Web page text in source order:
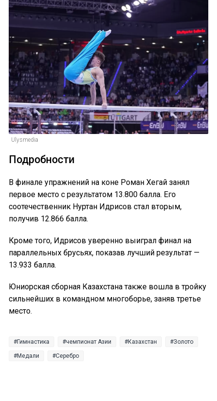
Ulysmedia
Подробности
В финале упражнений на коне Роман Хегай занял
первое место с результатом 13.800 балла. Его
соотечественник Нуртан Идрисов стал вторым,
получив 12.866 балла.
Кроме того, Идрисов уверенно выиграл финал на
параллельных брусьях, показав лучший результат —
13.933 балла.
Юниорская сборная Казахстана также вошла в тройку
сильнейших в командном многоборье, заняв третье
место.
Гимнастика чемпионат Азии Казахстан Золото
Медали Серебро